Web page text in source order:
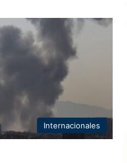
Internacionales